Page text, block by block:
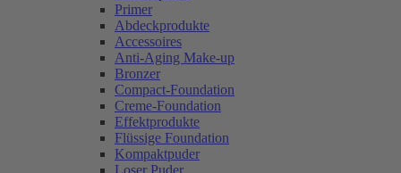
Primer
Abdeckprodukte
Accessoires
Anti-Aging Make-up
Bronzer
Compact-Foundation
Creme-Foundation
Effektprodukte
Flüssige Foundation
Kompaktpuder
Loser Puder